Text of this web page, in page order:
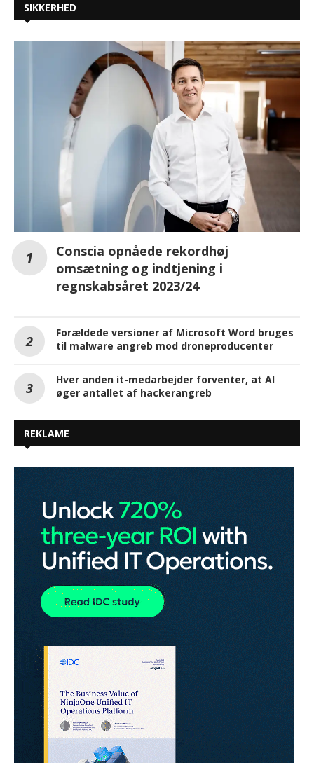
SIKKERHED
Conscia opnåede rekordhøj
omsætning og indtjening i
regnskabsåret 2023/24
Forældede versioner af Microsoft Word bruges
til malware angreb mod droneproducenter
Hver anden it-medarbejder forventer, at AI
øger antallet af hackerangreb
REKLAME